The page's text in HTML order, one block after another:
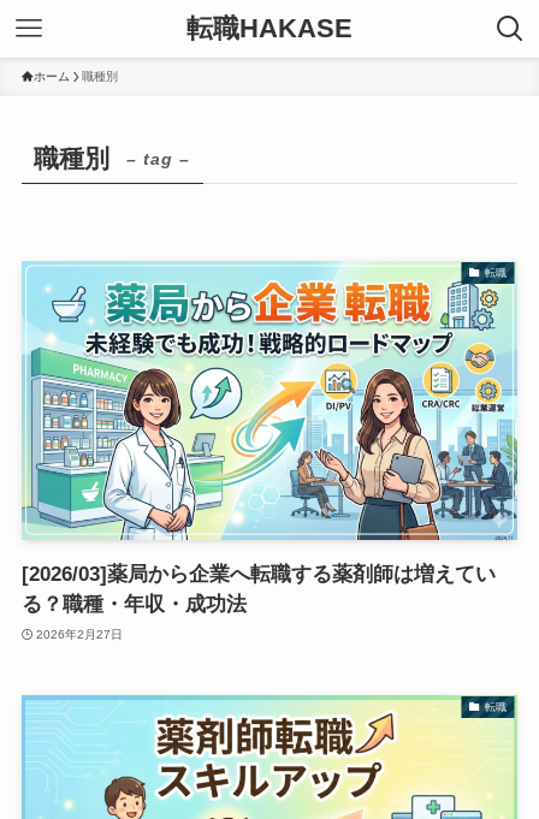
転職HAKASE
ホーム 職種別
職種別 – tag –
転職
[2026/03]薬局から企業へ転職する薬剤師は増えてい
る？職種・年収・成功法
2026年2月27日
転職